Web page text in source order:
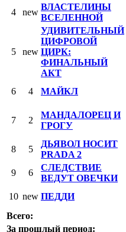
4
new
ВЛАСТЕЛИНЫ
ВСЕЛЕННОЙ
5 new
УДИВИТЕЛЬНЫЙ
ЦИФРОВОЙ
ЦИРК:
ФИНАЛЬНЫЙ
АКТ
6 4 МАЙКЛ
7 2
МАНДАЛОРЕЦ И
ГРОГУ
8 5
ДЬЯВОЛ НОСИТ
PRADA 2
9
6
СЛЕДСТВИЕ
ВЕДУТ ОВЕЧКИ
10 new ПЕДДИ
Всего:
За прошлый период: